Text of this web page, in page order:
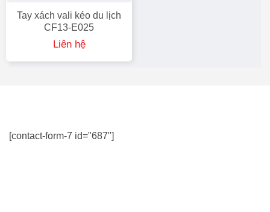
Tay xách vali kéo du lịch
CF13-E025
Liên hệ
[contact-form-7 id="687"]